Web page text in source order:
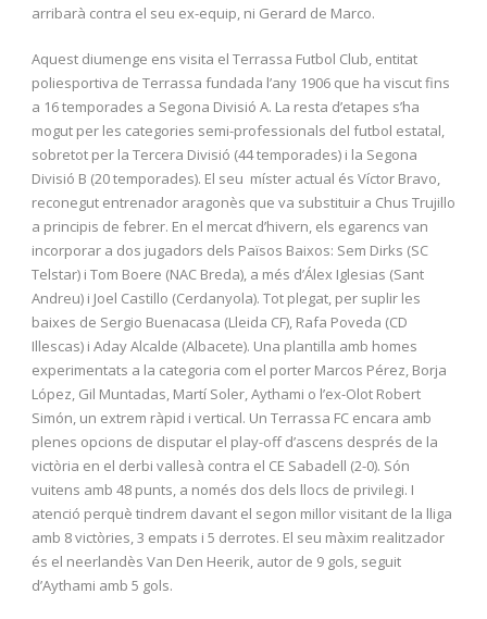
arribarà contra el seu ex-equip, ni Gerard de Marco.
Aquest diumenge ens visita el Terrassa Futbol Club, entitat
poliesportiva de Terrassa fundada l’any 1906 que ha viscut fins
a 16 temporades a Segona Divisió A. La resta d’etapes s’ha
mogut per les categories semi-professionals del futbol estatal,
sobretot per la Tercera Divisió (44 temporades) i la Segona
Divisió B (20 temporades). El seu míster actual és Víctor Bravo,
reconegut entrenador aragonès que va substituir a Chus Trujillo
a principis de febrer. En el mercat d’hivern, els egarencs van
incorporar a dos jugadors dels Països Baixos: Sem Dirks (SC
Telstar) i Tom Boere (NAC Breda), a més d’Álex Iglesias (Sant
Andreu) i Joel Castillo (Cerdanyola). Tot plegat, per suplir les
baixes de Sergio Buenacasa (Lleida CF), Rafa Poveda (CD
Illescas) i Aday Alcalde (Albacete). Una plantilla amb homes
experimentats a la categoria com el porter Marcos Pérez, Borja
López, Gil Muntadas, Martí Soler, Aythami o l’ex-Olot Robert
Simón, un extrem ràpid i vertical. Un Terrassa FC encara amb
plenes opcions de disputar el play-off d’ascens després de la
victòria en el derbi vallesà contra el CE Sabadell (2-0). Són
vuitens amb 48 punts, a només dos dels llocs de privilegi. I
atenció perquè tindrem davant el segon millor visitant de la lliga
amb 8 victòries, 3 empats i 5 derrotes. El seu màxim realitzador
és el neerlandès Van Den Heerik, autor de 9 gols, seguit
d’Aythami amb 5 gols.